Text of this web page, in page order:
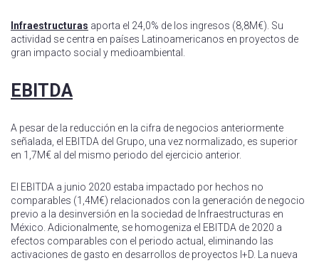
Infraestructuras aporta el 24,0% de los ingresos (8,8M€). Su
actividad se centra en países Latinoamericanos en proyectos de
gran impacto social y medioambiental.
EBITDA
A pesar de la reducción en la cifra de negocios anteriormente
señalada, el EBITDA del Grupo, una vez normalizado, es superior
en 1,7M€ al del mismo periodo del ejercicio anterior.
El EBITDA a junio 2020 estaba impactado por hechos no
comparables (1,4M€) relacionados con la generación de negocio
previo a la desinversión en la sociedad de Infraestructuras en
México. Adicionalmente, se homogeniza el EBITDA de 2020 a
efectos comparables con el periodo actual, eliminando las
activaciones de gasto en desarrollos de proyectos I+D. La nueva